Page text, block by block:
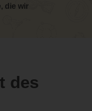
die wir
des